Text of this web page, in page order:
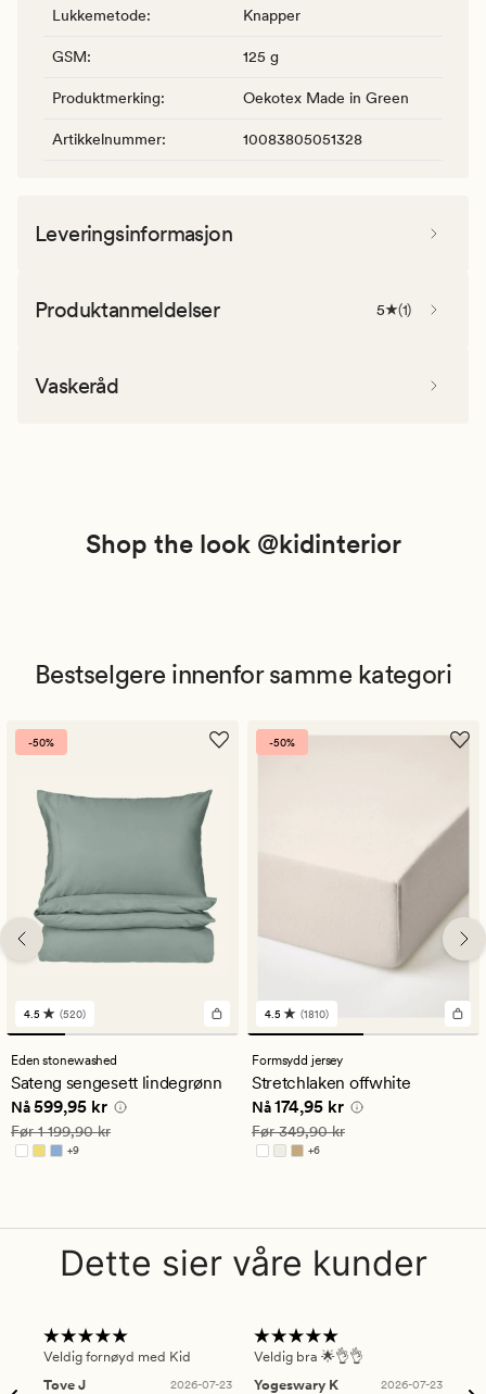
Lukkemetode: Knapper
GSM: 125 g
Produktmerking: Oekotex Made in Green
Artikkelnummer: 10083805051328
Leveringsinformasjon
Produktanmeldelser 5 (1)
Vaskeråd
Shop the look @kidinterior
Bestselgere innenfor samme kategori
-50%
520
anmeldelser
med
en
gjennomsnittlig
vurdering
på
4.5
4.5 (520)
Eden stonewashed
Sateng sengesett lindegrønn
Nåværende pris
Nå599,95 kr
Vanlig pris 1 199,90 kr
Før1 199,90 kr
+9
Tilgjengelig i flere farger
-50%
1810
anmeldelser
med
en
gjennomsnittlig
vurdering
på
4.5
4.5 (1810)
Formsydd jersey
Stretchlaken offwhite
Nåværende pris
Nå174,95 kr
Vanlig pris 349,90 kr
Før349,90 kr
+6
Tilgjengelig i flere farger
Dette sier våre kunder
Veldig fornøyd med Kid
Tove J
2026-07-23
Veldig bra 🌟👌👌
Yogeswary K
2026-07-23